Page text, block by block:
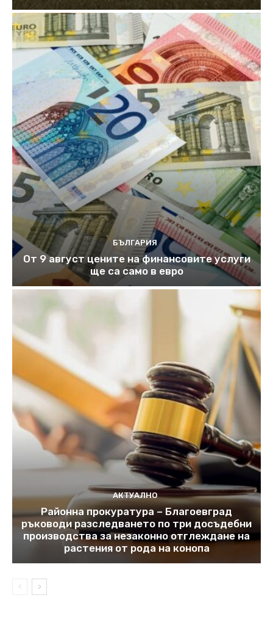
БЪЛГАРИЯ
От 9 август цените на финансовите услуги
ще са само в евро
АКТУАЛНО
Районна прокуратура – Благоевград
ръководи разследването по три досъдебни
производства за незаконно отглеждане на
растения от рода на конопа